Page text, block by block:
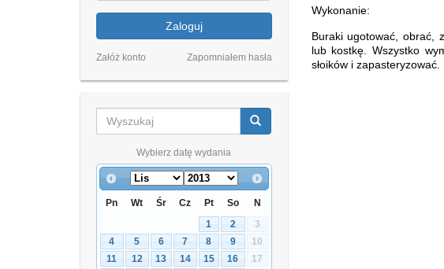
Zaloguj
Załóż konto Zapomniałem hasła
Wybierz datę wydania
Pn Wt Śr Cz Pt So
N
1
2
3
4
5 6 7 8 9
10
11
12 13 14 15 16
17
Wykonanie:
Buraki ugotować, obrać,
lub kostkę. Wszystko
słoików i zapasteryzować.